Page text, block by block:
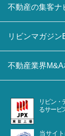
不動産の集客ナ
リビンマガジン
不動産業界
リビン・
るサー
当サイ